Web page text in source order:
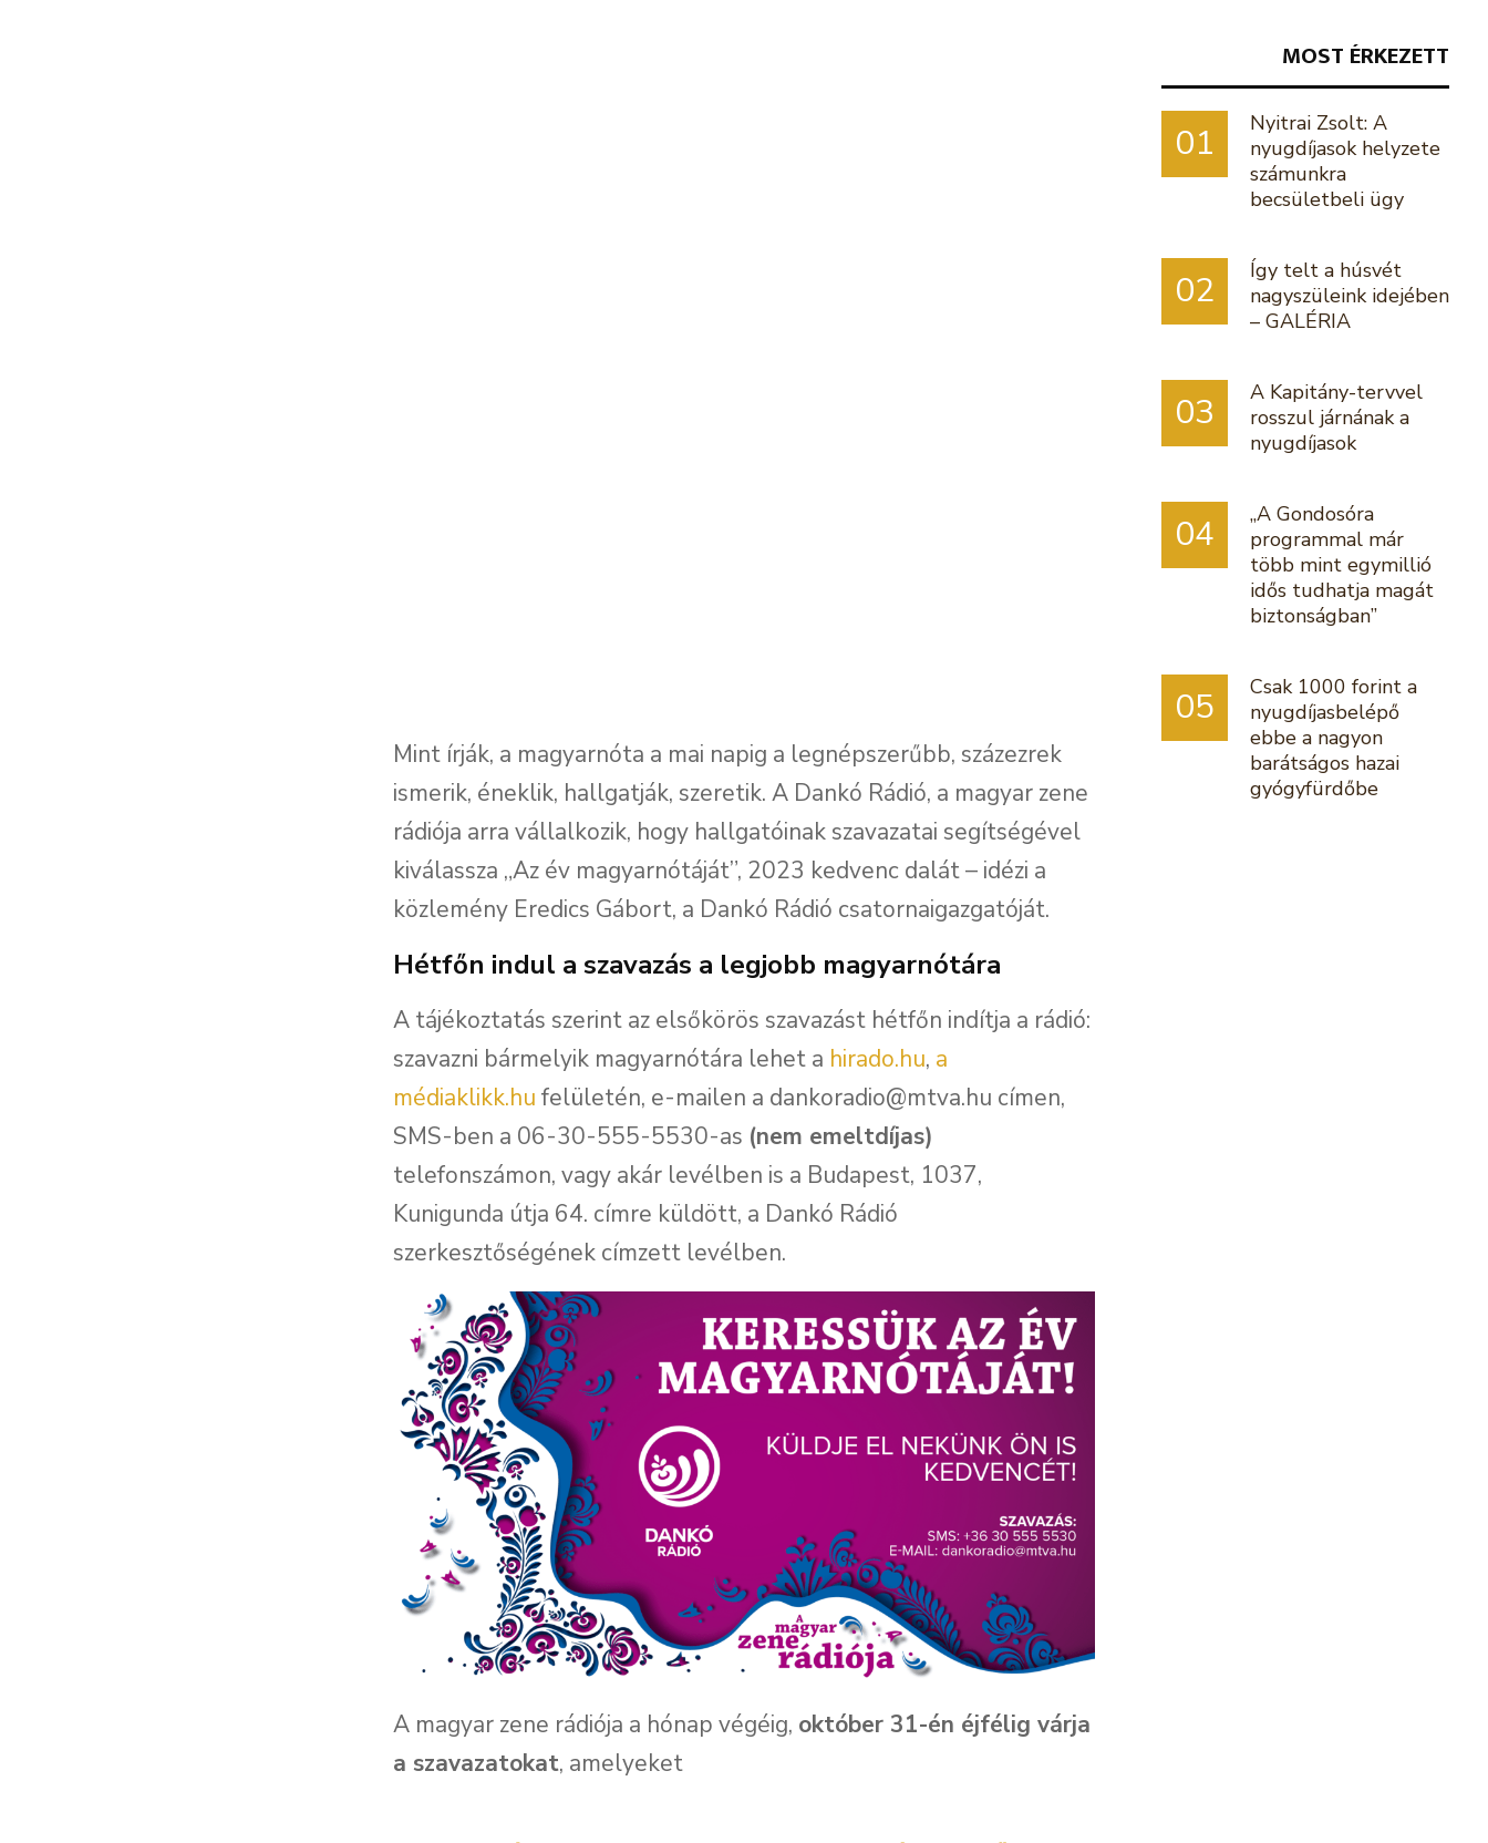
Mint írják, a magyarnóta a mai napig a legnépszerűbb, százezrek
ismerik, éneklik, hallgatják, szeretik. A Dankó Rádió, a magyar zene
rádiója arra vállalkozik, hogy hallgatóinak szavazatai segítségével
kiválassza „Az év magyarnótáját”, 2023 kedvenc dalát – idézi a
közlemény Eredics Gábort, a Dankó Rádió csatornaigazgatóját.
Hétfőn indul a szavazás a legjobb magyarnótára
A tájékoztatás szerint az elsőkörös szavazást hétfőn indítja a rádió:
szavazni bármelyik magyarnótára lehet a hirado.hu, a
médiaklikk.hu felületén, e-mailen a dankoradio@mtva.hu címen,
SMS-ben a 06-30-555-5530-as (nem emeltdíjas)
telefonszámon, vagy akár levélben is a Budapest, 1037,
Kunigunda útja 64. címre küldött, a Dankó Rádió
szerkesztőségének címzett levélben.
A magyar zene rádiója a hónap végéig, október 31-én éjfélig várja
a szavazatokat, amelyeket
MOST ÉRKEZETT
01
Nyitrai Zsolt: A
nyugdíjasok helyzete
számunkra
becsületbeli ügy
02
Így telt a húsvét
nagyszüleink idejében
– GALÉRIA
03
A Kapitány-tervvel
rosszul járnának a
nyugdíjasok
04
„A Gondosóra
programmal már
több mint egymillió
idős tudhatja magát
biztonságban”
05
Csak 1000 forint a
nyugdíjasbelépő
ebbe a nagyon
barátságos hazai
gyógyfürdőbe